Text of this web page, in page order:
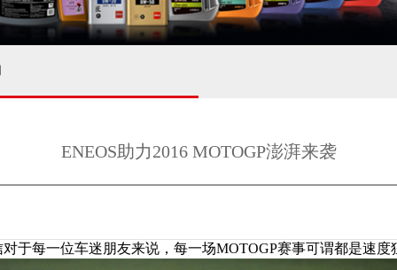
ENEOS助力2016 MOTOGP澎湃来袭
于每一位车迷朋友来说，每一场MOTOGP赛事可谓都是速